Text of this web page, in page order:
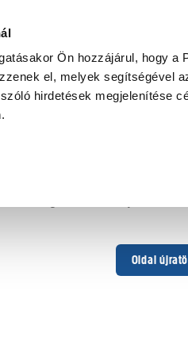
Ön hozzájárul, hogy
el, melyek segítségével
hirdetések megjelenítése
Oldal